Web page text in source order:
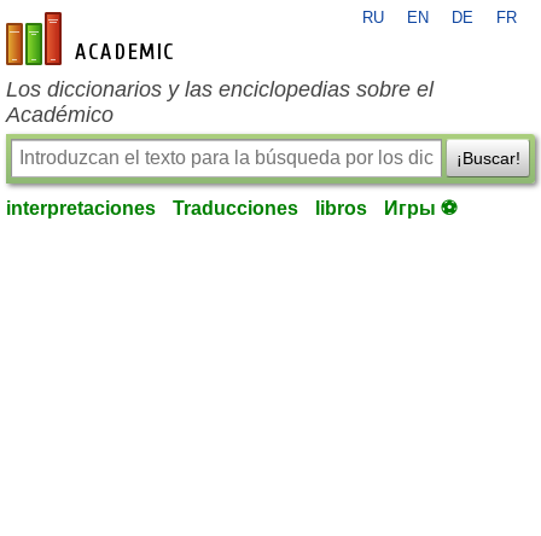
es-academic.com
RU EN DE FR
Los diccionarios y las enciclopedias sobre el
Académico
¡Buscar!
interpretaciones Traducciones libros Игры ⚽